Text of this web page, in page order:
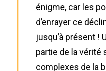
énigme, car les
d’enrayer ce
jusqu’à présent !
partie de la vérité
complexes de la